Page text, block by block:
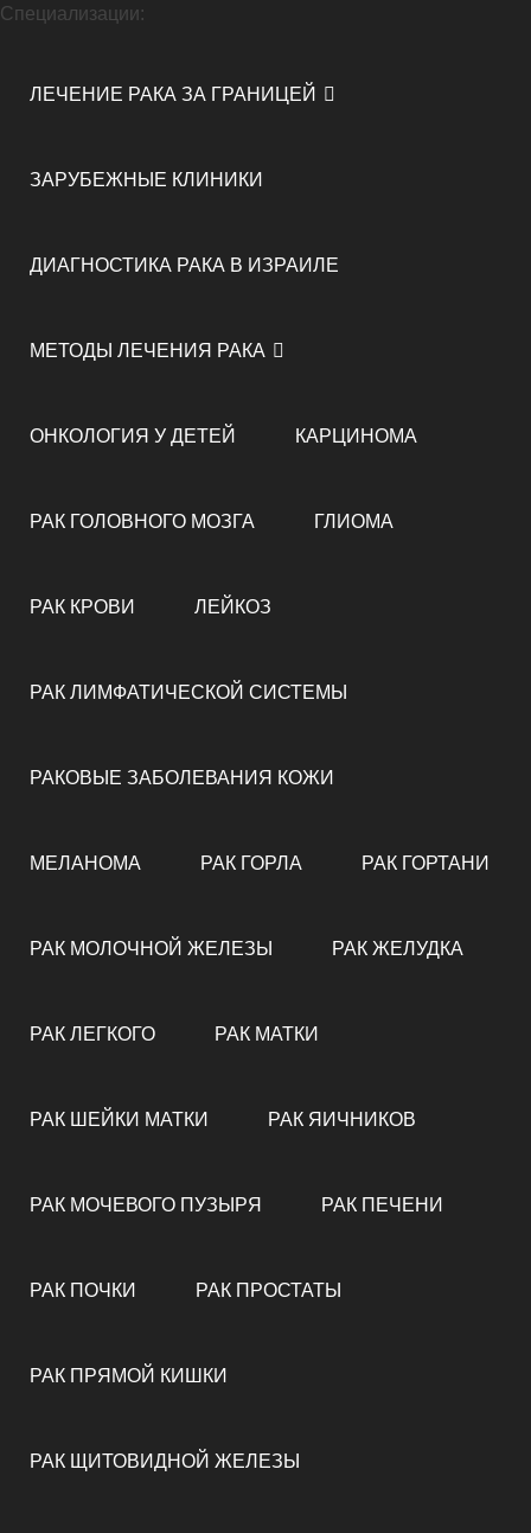
Специализации:
ЛЕЧЕНИЕ РАКА ЗА ГРАНИЦЕЙ
ЗАРУБЕЖНЫЕ КЛИНИКИ
ДИАГНОСТИКА РАКА В ИЗРАИЛЕ
МЕТОДЫ ЛЕЧЕНИЯ РАКА
ОНКОЛОГИЯ У ДЕТЕЙ КАРЦИНОМА
РАК ГОЛОВНОГО МОЗГА ГЛИОМА
РАК КРОВИ ЛЕЙКОЗ
РАК ЛИМФАТИЧЕСКОЙ СИСТЕМЫ
РАКОВЫЕ ЗАБОЛЕВАНИЯ КОЖИ
МЕЛАНОМА РАК ГОРЛА РАК ГОРТАНИ
РАК МОЛОЧНОЙ ЖЕЛЕЗЫ РАК ЖЕЛУДКА
РАК ЛЕГКОГО РАК МАТКИ
РАК ШЕЙКИ МАТКИ РАК ЯИЧНИКОВ
РАК МОЧЕВОГО ПУЗЫРЯ РАК ПЕЧЕНИ
РАК ПОЧКИ РАК ПРОСТАТЫ
РАК ПРЯМОЙ КИШКИ
РАК ЩИТОВИДНОЙ ЖЕЛЕЗЫ